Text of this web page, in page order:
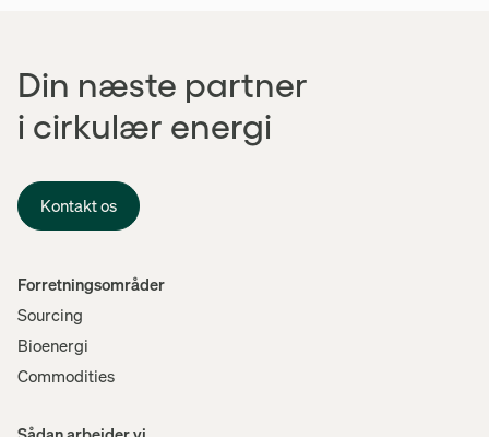
Din næste partner
i cirkulær energi
Kontakt os
Menu
Forretningsområder
Sourcing
Bioenergi
Commodities